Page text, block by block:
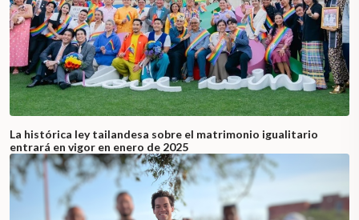
La histórica ley tailandesa sobre el matrimonio igualitario
entrará en vigor en enero de 2025